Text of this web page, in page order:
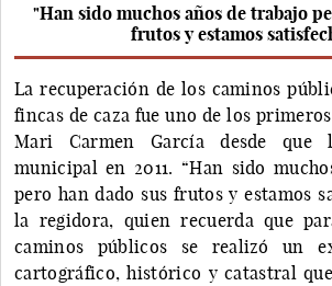
"Han sido muchos años de trabajo
frutos y estamos
La recuperación de los caminos
fincas de caza fue uno de los
Mari Carmen García desde que
municipal en 2011. “Han sido
pero han dado sus frutos y estamos
la regidora, quien recuerda que
caminos públicos se realizó un
cartográfico, histórico y catastral